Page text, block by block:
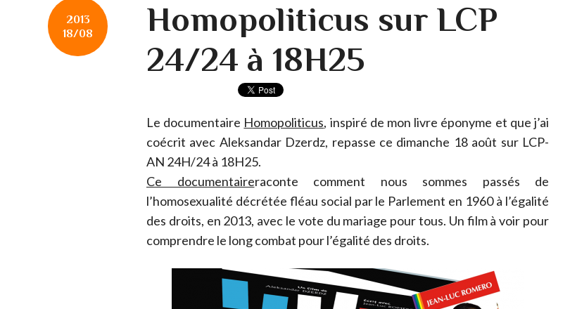
2013
18/08
Homopoliticus sur LCP
24/24 à 18H25
Le documentaire Homopoliticus, inspiré de mon livre éponyme et que j’ai
coécrit avec Aleksandar Dzerdz, repasse ce dimanche 18 août sur LCP-
AN 24H/24 à 18H25.
Ce documentaireraconte comment nous sommes passés de
l’homosexualité décrétée fléau social par le Parlement en 1960 à l’égalité
des droits, en 2013, avec le vote du mariage pour tous. Un film à voir pour
comprendre le long combat pour l’égalité des droits.